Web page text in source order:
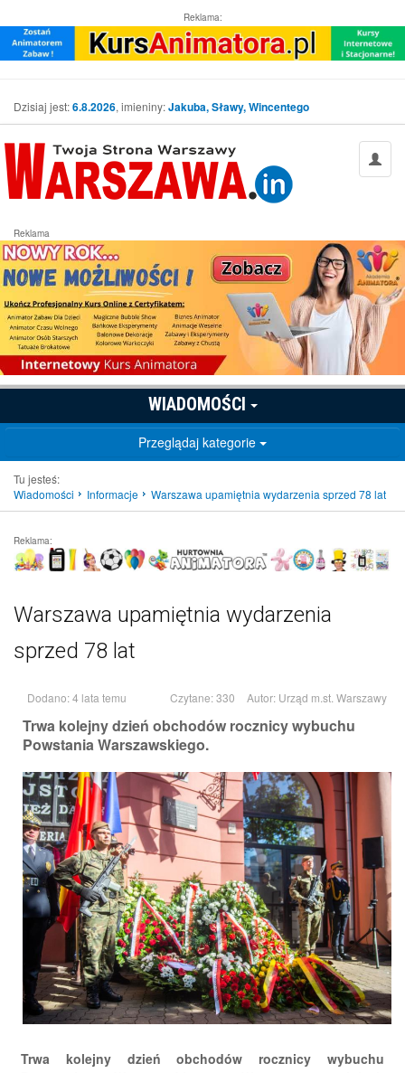
Reklama:
Dzisiaj jest:6.8.2026, imieniny:Jakuba, Sławy, Wincentego
Reklama
WIADOMOŚCI
Przeglądaj kategorie
Tu jesteś:
Wiadomości
Informacje Warszawa upamiętnia wydarzenia sprzed 78 lat
Reklama:
Warszawa upamiętnia wydarzenia
sprzed 78 lat
Dodano: 4 lata temu Czytane: 330 Autor: Urząd m.st. Warszawy
Trwa kolejny dzień obchodów rocznicy wybuchu
Powstania Warszawskiego.
Trwa kolejny dzień obchodów rocznicy wybuchu